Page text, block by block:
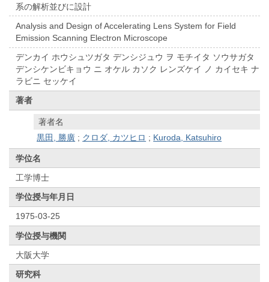
系の解析並びに設計
Analysis and Design of Accelerating Lens System for Field
Emission Scanning Electron Microscope
デンカイ ホウシュツガタ デンシジュウ ヲ モチイタ ソウサガタ
デンシケンビキョウ ニ オケル カソク レンズケイ ノ カイセキ ナ
ラビニ セッケイ
著者
著者名
黒田, 勝廣 ; クロダ, カツヒロ ; Kuroda, Katsuhiro
学位名
工学博士
学位授与年月日
1975-03-25
学位授与機関
大阪大学
研究科